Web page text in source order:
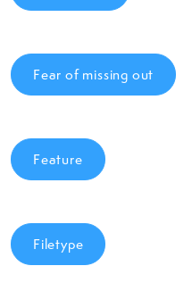
Fear of missing out
Feature
Filetype